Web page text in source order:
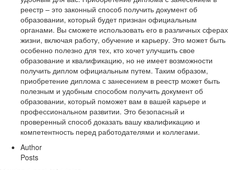
реестр – это законный способ получить документ об
образовании, который будет признан официальным
органами. Вы сможете использовать его в различных сферах
жизни, включая работу, обучение и карьеру. Это может быть
особенно полезно для тех, кто хочет улучшить свое
образование и квалификацию, но не имеет возможности
получить диплом официальным путем. Таким образом,
приобретение диплома с занесением в реестр может быть
полезным и удобным способом получить документ об
образовании, который поможет вам в вашей карьере и
профессиональном развитии. Это безопасный и
проверенный способ доказать вашу квалификацию и
компетентность перед работодателями и коллегами.
Author
Posts